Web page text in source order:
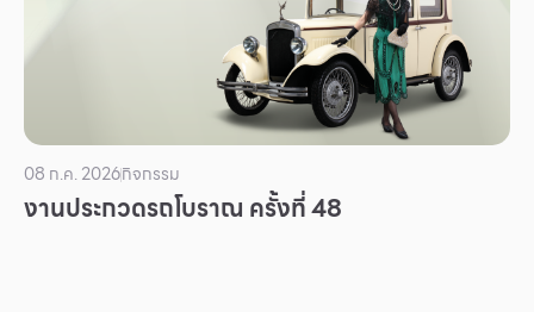
ตำแหน่งงาน
สิทธิประโยชน์ที่ฟิวเจอร์พาร์ค
08 ก.ค. 2026กิจกรรม
งานประกวดรถโบราณ ครั้งที่ 48